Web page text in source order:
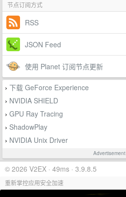
节点订阅方式
RSS
JSON Feed
使用 Planet 订阅节点更新
› 下载 GeForce Experience
› NVIDIA SHIELD
› GPU Ray Tracing
› ShadowPlay
› NVIDIA Unix Driver
Advertisement
© 2026 V2EX · 49ms · 3.9.8.5
重新掌控应用安全加速